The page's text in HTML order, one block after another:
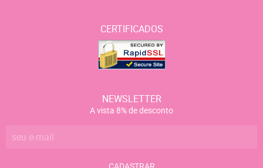
CERTIFICADOS
NEWSLETTER
A vista 8% de desconto
CADASTRAR